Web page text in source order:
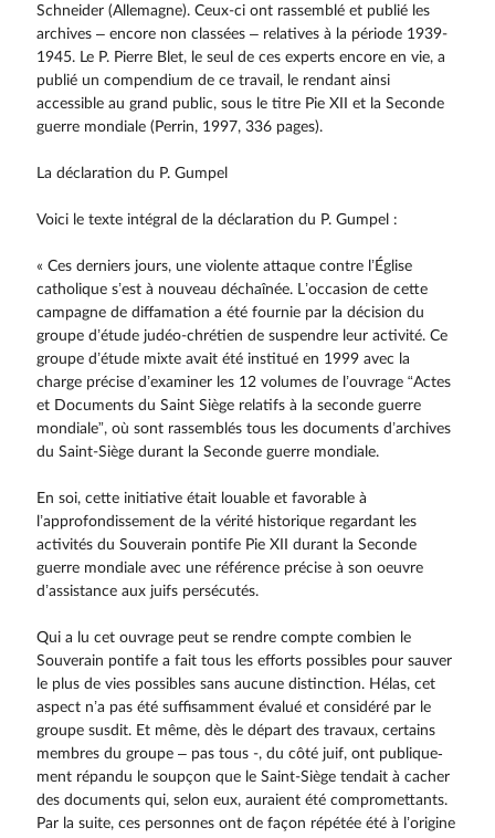
Schneider (Allemagne). Ceux-ci ont rassemblé et publié les
archives – encore non classées – relatives à la période 1939-
1945. Le P. Pierre Blet, le seul de ces experts encore en vie, a
publié un compendium de ce travail, le rendant ainsi
accessible au grand public, sous le titre Pie XII et la Seconde
guerre mondiale (Perrin, 1997, 336 pages).
La déclaration du P. Gumpel
Voici le texte intégral de la déclaration du P. Gumpel :
« Ces derniers jours, une violente attaque contre l’Église
catholique s’est à nouveau déchaînée. L’occasion de cette
campagne de diffamation a été fournie par la décision du
groupe d’étude judéo-chrétien de suspendre leur activité. Ce
groupe d’étude mixte avait été institué en 1999 avec la
charge précise d’examiner les 12 volumes de l’ouvrage “Actes
et Documents du Saint Siège relatifs à la seconde guerre
mondiale”, où sont rassemblés tous les documents d’archives
du Saint-Siège durant la Seconde guerre mondiale.
En soi, cette initiative était louable et favorable à
l’approfondissement de la vérité historique regardant les
activités du Souverain pontife Pie XII durant la Seconde
guerre mondiale avec une référence précise à son oeuvre
d’assistance aux juifs persécutés.
Qui a lu cet ouvrage peut se rendre compte combien le
Souverain pontife a fait tous les efforts possibles pour sauver
le plus de vies possibles sans aucune distinction. Hélas, cet
aspect n’a pas été suffisamment évalué et considéré par le
groupe susdit. Et même, dès le départ des travaux, certains
membres du groupe – pas tous -, du côté juif, ont publique­
ment répandu le soupçon que le Saint-Siège tendait à cacher
des documents qui, selon eux, auraient été compromettants.
Par la suite, ces personnes ont de façon répétée été à l’origine